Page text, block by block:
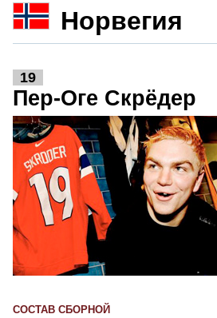
Норвегия
19
Пер-Оге Скрёдер
СОСТАВ СБОРНОЙ